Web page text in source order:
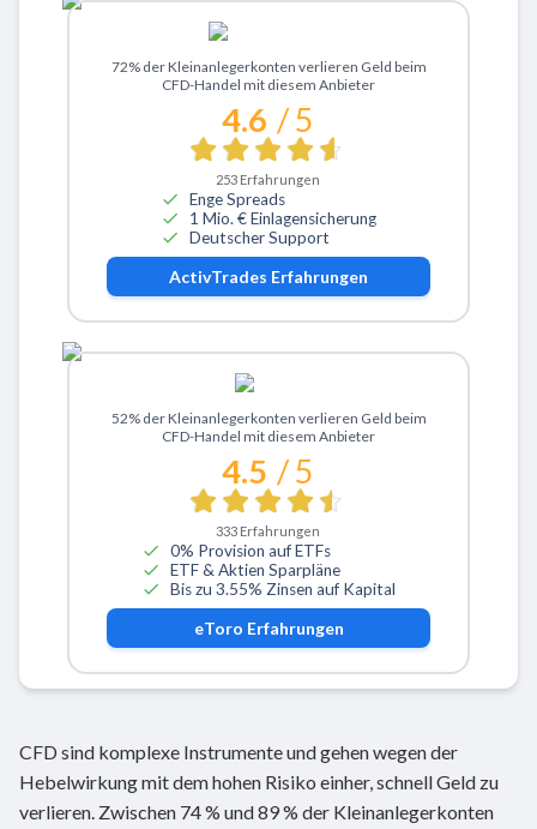
Zu ActivTrades
72% der Kleinanlegerkonten verlieren Geld beim
CFD-Handel mit diesem Anbieter
4.6 / 5
253 Erfahrungen
Enge Spreads
1 Mio. € Einlagensicherung
Deutscher Support
ActivTrades Erfahrungen
Zu eToro
52% der Kleinanlegerkonten verlieren Geld beim
CFD-Handel mit diesem Anbieter
4.5 / 5
333 Erfahrungen
0% Provision auf ETFs
ETF & Aktien Sparpläne
Bis zu 3.55% Zinsen auf Kapital
eToro Erfahrungen
CFD sind komplexe Instrumente und gehen wegen der
Hebelwirkung mit dem hohen Risiko einher, schnell Geld zu
verlieren. Zwischen 74 % und 89 % der Kleinanlegerkonten